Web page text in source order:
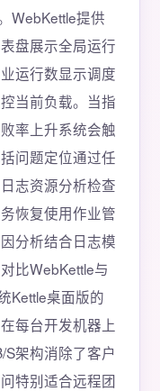
WebKettle提供
盘展示全局运行
运行数显示调度
当前负载。当指
率上升系统会触
问题定位通过任
志资源分析检查
恢复使用作业管
分析结合日志模
比WebKettle与
Kettle桌面版的
每台开发机器上
架构消除了客户
特别适合远程团